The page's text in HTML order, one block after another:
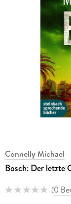
Connelly Michael
Bosch: Der letzte
(0